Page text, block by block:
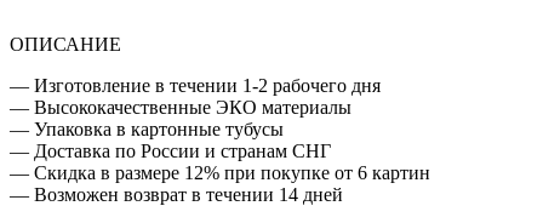
ОПИСАНИЕ
— Изготовление в течении 1-2 рабочего дня
— Высококачественные ЭКО материалы
— Упаковка в картонные тубусы
— Доставка по России и странам СНГ
— Скидка в размере 12% при покупке от 6 картин
— Возможен возврат в течении 14 дней